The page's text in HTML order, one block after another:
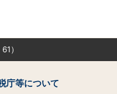
）
庁等について